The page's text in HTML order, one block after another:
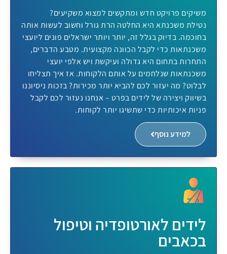
משיקים פרויקט חדש ומתקשים למצוא משקיעים?
נטילת משכנתא היא החלטה הרת גורל וחשוב לעשות אותה
בחוכמה. בדיוק בגלל זה, יותר ויותר ישראלים פונים ליועצי
משכנתאות כדי לקבל הכוונה מקצועית. מטבע הדברים,
התחרות בתחום היא גדולה ועיקשת ויש אלפי יועצי
משכנתאות שנלחמים על אותם הלקוחות. אז איך תצליחו
לבלוט? מה יעזור לכם להביא יותר מכירות? בזכות ניסיוננו
בשיווק ויצירה של לידים בפרט – אנחנו נעזור לכם לקבל
פניות איכותיות כדי שתשיגו יותר לקוחות.
למידע נוסף
לידים לאורטופדיה וטיפול
בכאבים